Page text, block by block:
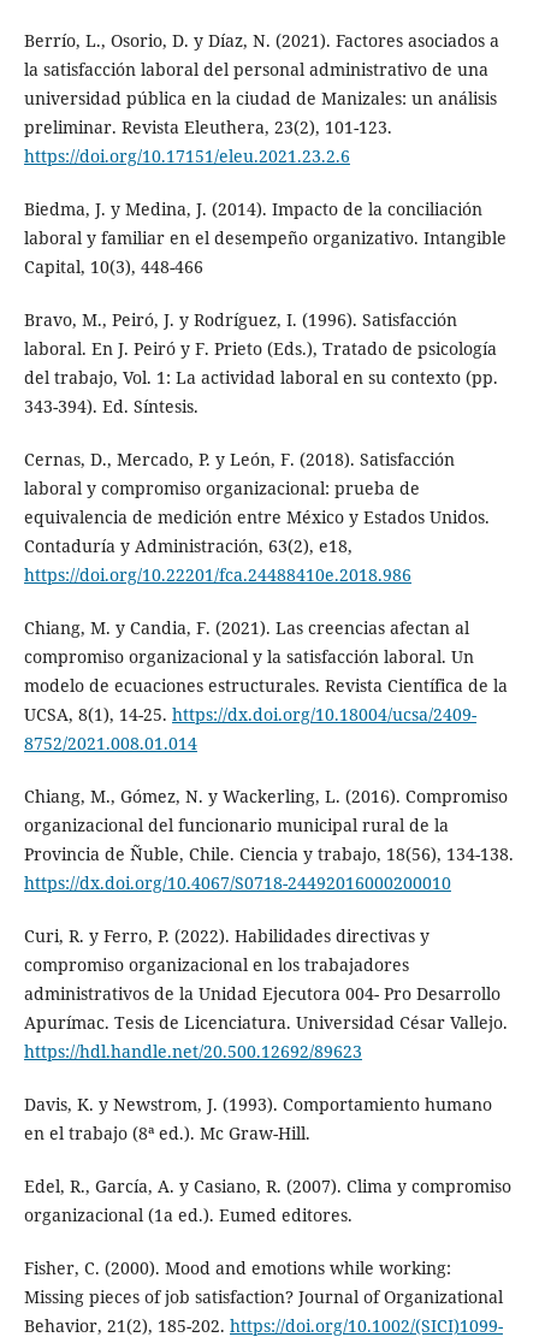
Berrío, L., Osorio, D. y Díaz, N. (2021). Factores asociados a
la satisfacción laboral del personal administrativo de una
universidad pública en la ciudad de Manizales: un análisis
preliminar. Revista Eleuthera, 23(2), 101-123.
https://doi.org/10.17151/eleu.2021.23.2.6
Biedma, J. y Medina, J. (2014). Impacto de la conciliación
laboral y familiar en el desempeño organizativo. Intangible
Capital, 10(3), 448-466
Bravo, M., Peiró, J. y Rodríguez, I. (1996). Satisfacción
laboral. En J. Peiró y F. Prieto (Eds.), Tratado de psicología
del trabajo, Vol. 1: La actividad laboral en su contexto (pp.
343-394). Ed. Síntesis.
Cernas, D., Mercado, P. y León, F. (2018). Satisfacción
laboral y compromiso organizacional: prueba de
equivalencia de medición entre México y Estados Unidos.
Contaduría y Administración, 63(2), e18,
https://doi.org/10.22201/fca.24488410e.2018.986
Chiang, M. y Candia, F. (2021). Las creencias afectan al
compromiso organizacional y la satisfacción laboral. Un
modelo de ecuaciones estructurales. Revista Científica de la
UCSA, 8(1), 14-25. https://dx.doi.org/10.18004/ucsa/2409-
8752/2021.008.01.014
Chiang, M., Gómez, N. y Wackerling, L. (2016). Compromiso
organizacional del funcionario municipal rural de la
Provincia de Ñuble, Chile. Ciencia y trabajo, 18(56), 134-138.
https://dx.doi.org/10.4067/S0718-24492016000200010
Curi, R. y Ferro, P. (2022). Habilidades directivas y
compromiso organizacional en los trabajadores
administrativos de la Unidad Ejecutora 004- Pro Desarrollo
Apurímac. Tesis de Licenciatura. Universidad César Vallejo.
https://hdl.handle.net/20.500.12692/89623
Davis, K. y Newstrom, J. (1993). Comportamiento humano
en el trabajo (8ª ed.). Mc Graw-Hill.
Edel, R., García, A. y Casiano, R. (2007). Clima y compromiso
organizacional (1a ed.). Eumed editores.
Fisher, C. (2000). Mood and emotions while working:
Missing pieces of job satisfaction? Journal of Organizational
Behavior, 21(2), 185-202. https://doi.org/10.1002/(SICI)1099-